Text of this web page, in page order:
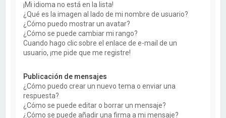
¡Mi idioma no está en la lista!
¿Qué es la imagen al lado de mi nombre de usuario?
¿Cómo puedo mostrar un avatar?
¿Cómo se puede cambiar mi rango?
Cuando hago clic sobre el enlace de e-mail de un
usuario, ¡me pide que me registre!
Publicación de mensajes
¿Cómo puedo crear un nuevo tema o enviar una
respuesta?
¿Cómo se puede editar o borrar un mensaje?
¿Cómo se puede añadir una firma a mi mensaje?